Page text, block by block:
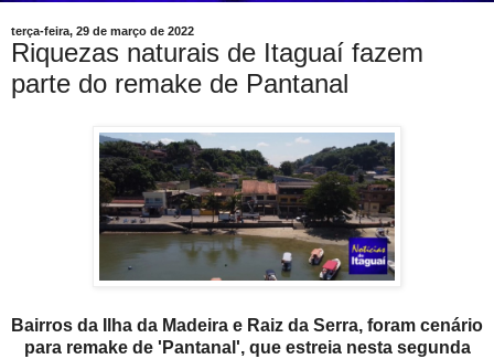
terça-feira, 29 de março de 2022
Riquezas naturais de Itaguaí fazem
parte do remake de Pantanal
Bairros da Ilha da Madeira e Raiz da Serra, foram cenário
para remake de 'Pantanal', que estreia nesta segunda